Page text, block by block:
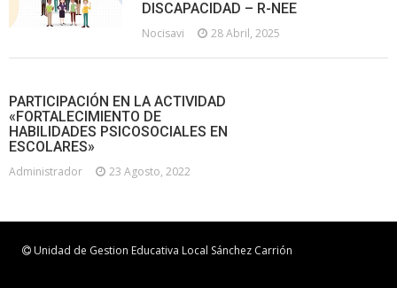
DISCAPACIDAD – R-NEE
Nocisavi 28 Abril, 2025
PARTICIPACIÓN EN LA ACTIVIDAD
«FORTALECIMIENTO DE
HABILIDADES PSICOSOCIALES EN
ESCOLARES»
Administrador 23 Agosto, 2022
Unidad de Gestion Educativa Local Sánchez Carrión